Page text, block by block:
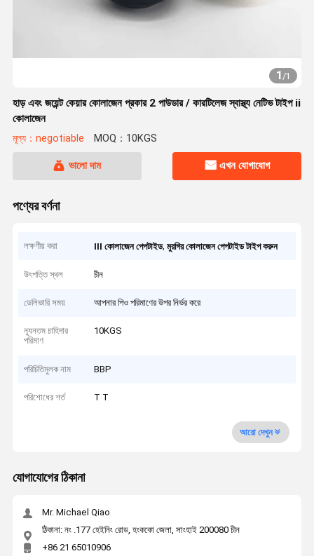
1/1
হাড় এবং জয়েন্ট কেয়ার কোলাজেন প্রকার 2 পাউডার / কারটিলেজ স্বাস্থ্য নেটিভ টাইপ ii
কোলাজেন
মূল্য：negotiable MOQ：10KGS
ভালো দাম এখন যোগাযোগ
পণ্যের বর্ণনা
লক্ষণীয় করা III কোলাজেন পেপটাইড,মুরগির কোলাজেন পেপটাইড টাইপ করুন
উৎপত্তি স্থল চীন
ডেলিভারি সময় আপনার পিও পরিমাণের উপর নির্ভর করে
ন্যূনতম চাহিদার
পরিমাণ
10KGS
পরিচিতিমুলক নাম BBP
পরিশোধের শর্ত T T
আরো দেখুন
যোগাযোগের ঠিকানা
Mr. Michael Qiao
ঠিকানা: নং .177 হেইনিং রোড, হংককো জেলা, সাংহাই 200080 চীন
+86 21 65010906